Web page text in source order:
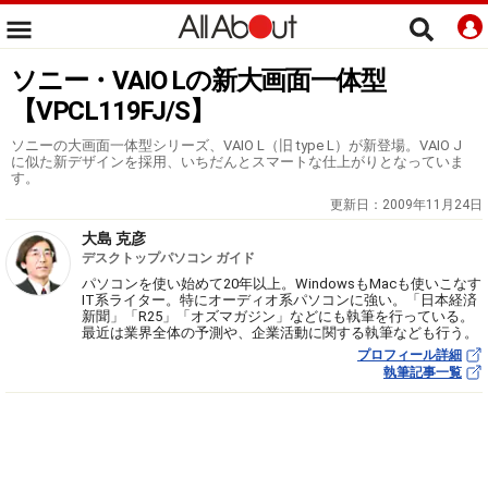
ソニー・VAIO Lの新大画面一体型
【VPCL119FJ/S】
ソニーの大画面一体型シリーズ、VAIO L（旧 type L）が新登場。VAIO J
に似た新デザインを採用、いちだんとスマートな仕上がりとなっていま
す。
更新日： 2009年11月24日
大島 克彦
デスクトップパソコン ガイド
パソコンを使い始めて20年以上。WindowsもMacも使いこなす
IT系ライター。特にオーディオ系パソコンに強い。「日本経済
新聞」「R25」「オズマガジン」などにも執筆を行っている。
最近は業界全体の予測や、企業活動に関する執筆なども行う。
プロフィール詳細
執筆記事一覧